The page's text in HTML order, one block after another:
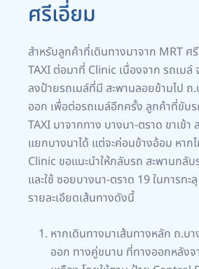
ศรีเอี่ยม
สำหรับลูกค้าที่เดินทางมาจาก MRT ศ
TAXI ต่อมาที่ Clinic เนื่องจาก รถเมล์
ลงป้ายรถเมล์ที่มี สะพานลอยข้ามไป ถ
ออก เพื่อต่อรถเมล์อีกครั้ง ลูกค้าที่ขับ
TAXI มาจากทาง บางนา-ตราด ขาเข้
แยกบางนาได้ แต่จะค่อนข้างอ้อม หาก
Clinic ขอแนะนำให้กลับรถ สะพานกลั
และใช้ ซอยบางนา-ตราด 19 ในการท
รายละเอียดเส้นทางดังนี้
หากเดินทางมาเส้นทางหลัก ถ.บา
ออก ทางคู่ขนาน ที่ทางออกหลัง